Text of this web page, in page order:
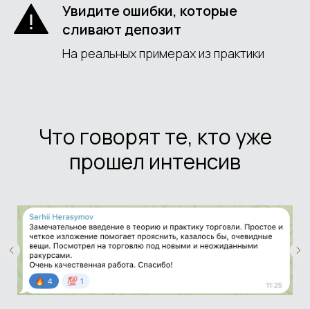
Увидите ошибки, которые
сливают депозит
На реальных примерах из практики
Что говорят те, кто уже
прошел интенсив